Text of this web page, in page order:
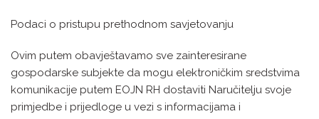
Podaci o pristupu prethodnom savjetovanju
Ovim putem obavještavamo sve zainteresirane
gospodarske subjekte da mogu elektroničkim sredstvima
komunikacije putem EOJN RH dostaviti Naručitelju svoje
primjedbe i prijedloge u vezi s informacijama i